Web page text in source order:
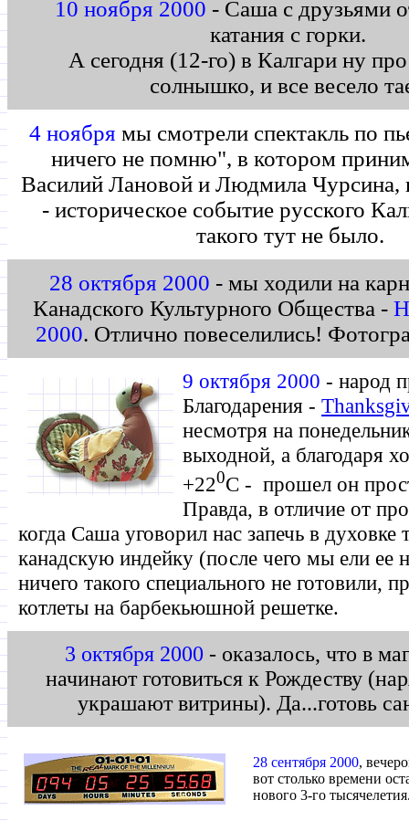
10 ноября 2000 - Саша с друзьями
катания с горки.
А сегодня (12-го) в Калгари ну
солнышко, и все весело
4 ноября мы смотрели спектакль по
ничего не помню", в котором
Василий Лановой и Людмила Чурсина,
- историческое событие русского
такого тут не было.
28 октября 2000 - мы ходили на
Канадского Культурного Общества -
2000. Отлично повеселились!
9 октября 2000 - народ
Благодарения -
несмотря на
выходной, а благодаря
+220С - прошел он
Правда, в отличие от
когда Саша уговорил нас запечь в
канадскую индейку (после чего мы ели ее
ничего такого специального не готовили,
котлеты на барбекьюшной решетке.
3 октября 2000 - оказалось, что в
начинают готовиться к Рождеству
украшают витрины). Да...готовь
28 сентября 2000,
вот столько времени
нового 3-го